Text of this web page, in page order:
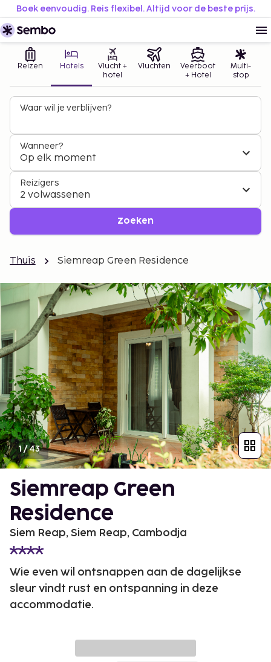
Boek eenvoudig. Reis flexibel. Altijd voor de beste prijs.
Reizen Hotels
Vlucht +
hotel
Vluchten
Veerboot
+ Hotel
Multi-
stop
Waar wil je verblijven?
Wanneer?
Op elk moment
Reizigers
2 volwassenen
Zoeken
Thuis Siemreap Green Residence
1/43
Siemreap Green
Residence
Siem Reap, Siem Reap, Cambodja
Wie even wil ontsnappen aan de dagelijkse
sleur vindt rust en ontspanning in deze
accommodatie.